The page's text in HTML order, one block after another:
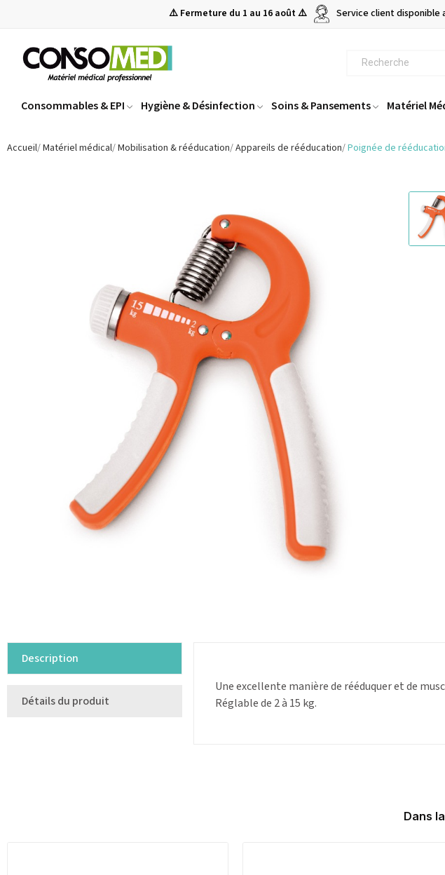
⚠️ Fermeture du 1 au 16 août ⚠️ Service client disponible
Consommables & EPI Hygiène & Désinfection Soins & Pansements Matériel
Accueil Matériel médical Mobilisation & rééducation Appareils de rééducation Poignée de rééducation
Description
Détails du produit
Une excellente manière de rééduquer et de
Réglable de 2 à 15 kg.
Dans